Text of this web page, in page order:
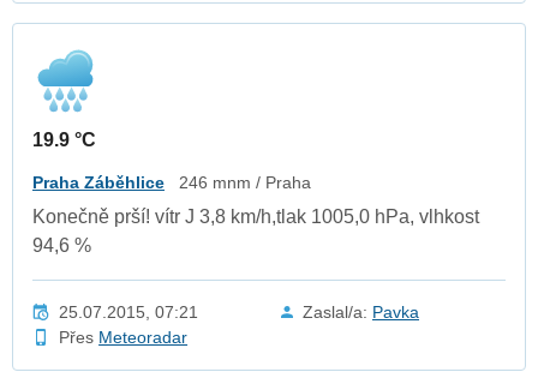
19.9 °C
Praha Záběhlice 246 mnm / Praha
Konečně prší! vítr J 3,8 km/h,tlak 1005,0 hPa, vlhkost
94,6 %
25.07.2015, 07:21 Zaslal/a: Pavka
Přes Meteoradar